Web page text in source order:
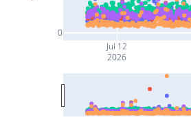
Jul 12
2026
0